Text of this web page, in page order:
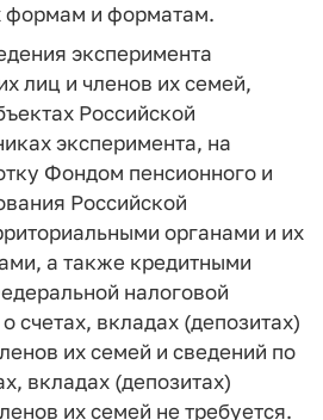
формам и форматам.
эксперимента
лиц и членов их семей,
Российской
эксперимента, на
Фондом пенсионного и
Российской
органами и их
а также кредитными
налоговой
счетах, вкладах (депозитах)
их семей и сведений по
вкладах (депозитах)
их семей не требуется.